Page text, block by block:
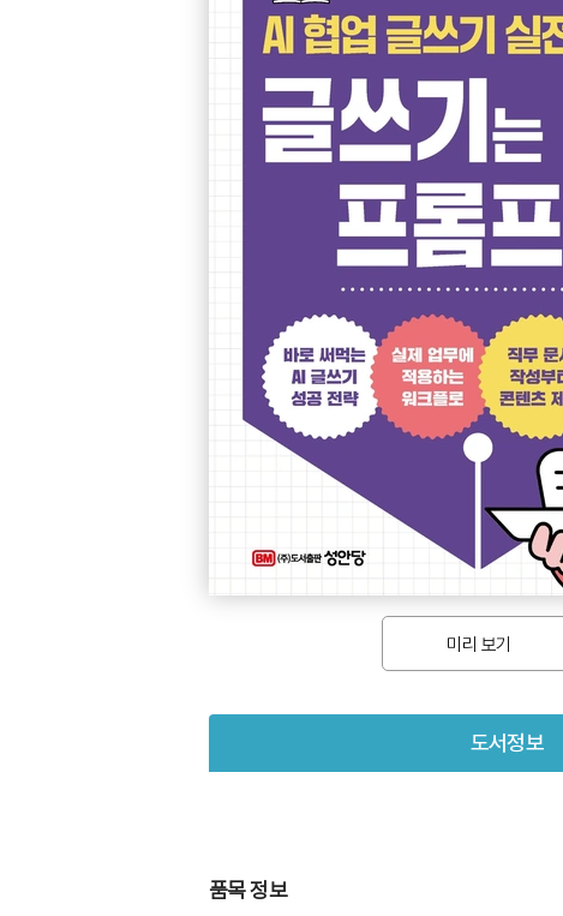
미리 보기
도서정보
품목 정보